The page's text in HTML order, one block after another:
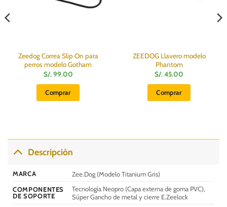
Zeedog Correa Slip On para
perros modelo Gotham
S/.99.00
Comprar
ZEEDOG Llavero modelo
Phantom
S/.45.00
Comprar
Descripción
MARCA
Zee.Dog (Modelo Titanium Gris)
COMPONENTES
DE SOPORTE
Tecnología Neopro (Capa externa de goma PVC),
Súper Gancho de metal y cierre E.Zeelock